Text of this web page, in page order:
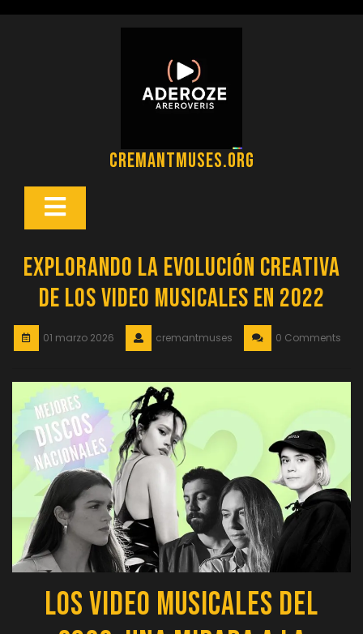
cremantmuses.org
Botón
Explorando la Evolución Creativa
de los Video Musicales en 2022
01 marzo 2026 cremantmuses 0 Comments
Los Video Musicales del